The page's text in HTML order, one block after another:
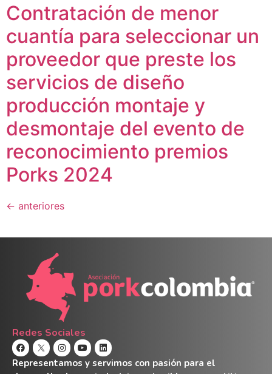
Contratación de menor
cuantía para seleccionar un
proveedor que preste los
servicios de diseño
producción montaje y
desmontaje del evento de
reconocimiento premios
Porks 2024
← anteriores
Redes Sociales
Representamos y servimos con pasión para el